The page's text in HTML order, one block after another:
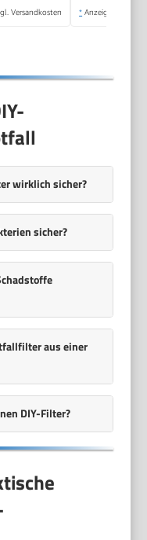
Versandkosten * Anzeige
wirklich sicher?
sicher?
aus einer
DIY-Filter?